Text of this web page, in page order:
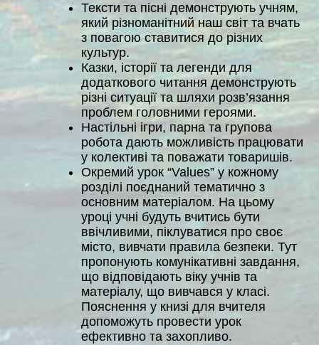
Тексти та пісні демонструють учням,
який різноманітний наш світ та вчать
з повагою ставитися до різних
культур.
Казки, історії та легенди для
додаткового читання демонструють
різні ситуації та шляхи розв’язання
проблем головними героями.
Настільні ігри, парна та групова
робота дають можливість працювати
у колективі та поважати товаришів.
Окремий урок “Values” у кожному
розділі поєднаний тематично з
основним матеріалом. На цьому
уроці учні будуть вчитись бути
ввічливими, піклуватися про своє
місто, вивчати правила безпеки. Тут
пропонують комунікативні завдання,
що відповідають віку учнів та
матеріалу, що вивчався у класі.
Пояснення у книзі для вчителя
допоможуть провести урок
ефективно та захопливо.